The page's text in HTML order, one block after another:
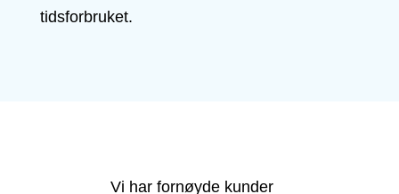
tidsforbruket.
Vi har fornøyde kunder